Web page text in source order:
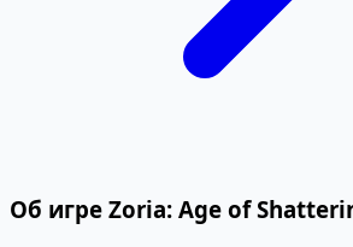
Об игре Zoria: Age of